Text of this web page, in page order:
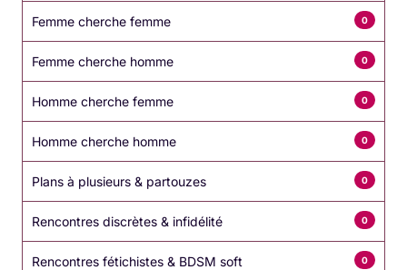
Femme cherche femme 0
Femme cherche homme 0
Homme cherche femme 0
Homme cherche homme 0
Plans à plusieurs & partouzes 0
Rencontres discrètes & infidélité 0
Rencontres fétichistes & BDSM soft 0